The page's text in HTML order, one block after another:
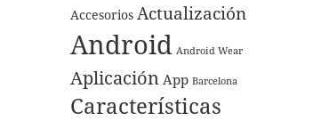
Accesorios Actualización
Android Android Wear
Aplicación App Barcelona
Características